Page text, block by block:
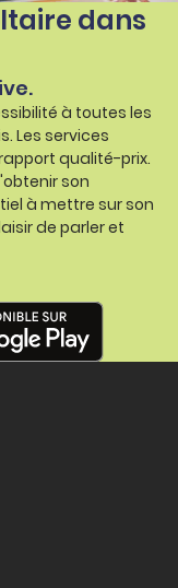
dans
à toutes les
Les services
qualité-prix.
son
à mettre sur son
de parler et